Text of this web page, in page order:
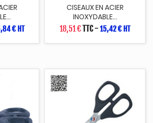
€ HT
CISEAUX EN ACIER
INOXYDABLE...
18,51 €TTC-15,42 € HT